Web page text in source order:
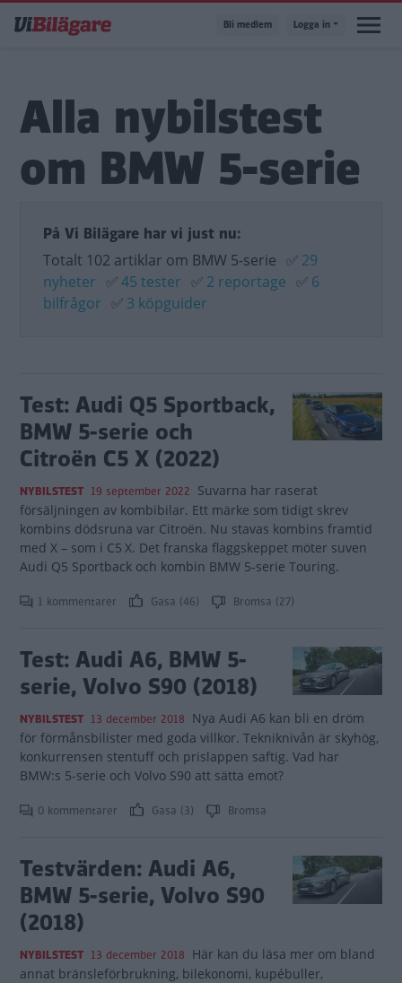
till
Bli medlem Logga in
Alla nybilstest
om BMW 5-serie
På Vi Bilägare har vi just nu:
Totalt 102 artiklar om BMW 5-serie ✅ 29
nyheter ✅45 tester ✅ 2 reportage ✅ 6
bilfrågor ✅ 3 köpguider
Test: Audi Q5 Sportback,
BMW 5-serie och
Citroën C5 X (2022)
NYBILSTEST 19 september 2022 Suvarna har raserat
försäljningen av kombibilar. Ett märke som tidigt skrev
kombins dödsruna var Citroën. Nu stavas kombins framtid
med X – som i C5 X. Det franska flaggskeppet möter suven
Audi Q5 Sportback och kombin BMW 5-serie Touring.
1 kommentarer Gasa (46) Bromsa (27)
Test: Audi A6, BMW 5-
serie, Volvo S90 (2018)
NYBILSTEST 13 december 2018 Nya Audi A6 kan bli en dröm
för förmånsbilister med goda villkor. Tekniknivån är skyhög,
konkurrensen stentuff och prislappen saftig. Vad har
BMW:s 5-serie och Volvo S90 att sätta emot?
0 kommentarer Gasa (3) Bromsa
Testvärden: Audi A6,
BMW 5-serie, Volvo S90
(2018)
NYBILSTEST 13 december 2018 Här kan du läsa mer om bland
annat bränsleförbrukning, bilekonomi, kupébuller,